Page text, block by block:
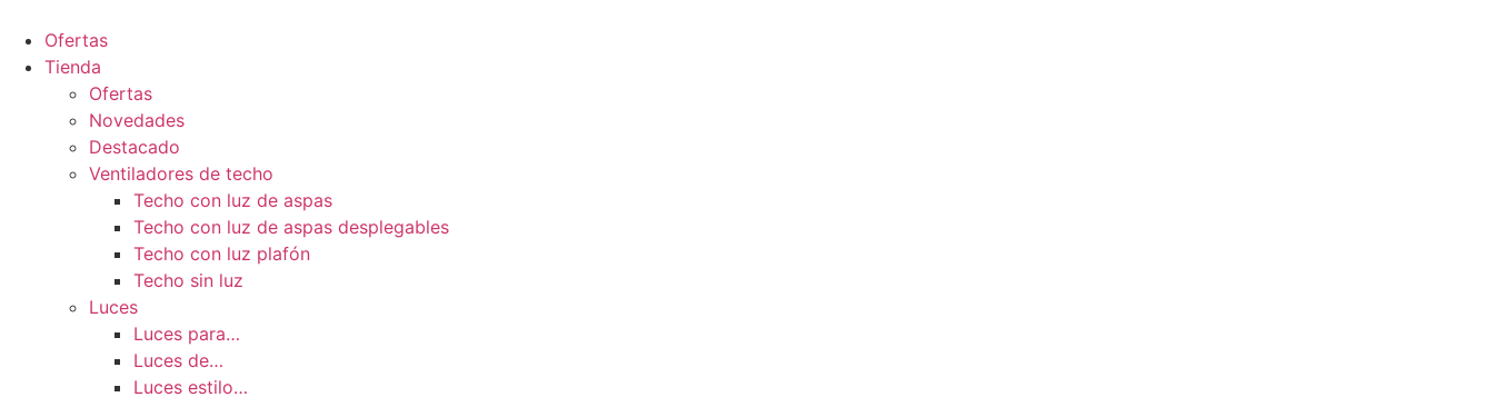
contenido
Ofertas
Tienda
Ofertas
Novedades
Destacado
Ventiladores de techo
Techo con luz de aspas
Techo con luz de aspas desplegables
Techo con luz plafón
Techo sin luz
Luces
Luces para…
Luces de…
Luces estilo…